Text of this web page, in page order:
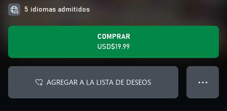
5 idiomas admitidos
COMPRAR
USD$19.99
AGREGAR A LA LISTA DE DESEOS ● ● ●